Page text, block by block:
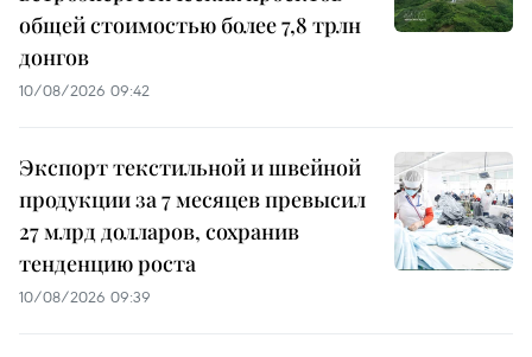
общей стоимостью более 7,8 трлн
донгов
10/08/2026 09:42
Экспорт текстильной и швейной
продукции за 7 месяцев превысил
27 млрд долларов, сохранив
тенденцию роста
10/08/2026 09:39